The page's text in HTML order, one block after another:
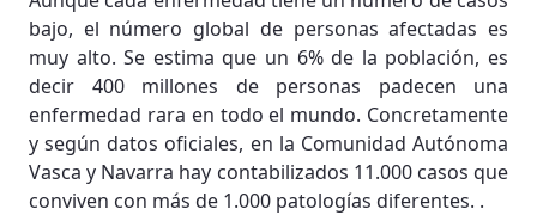
bajo, el número global de personas afectadas es
muy alto. Se estima que un 6% de la población, es
decir 400 millones de personas padecen una
enfermedad rara en todo el mundo. Concretamente
y según datos oficiales, en la Comunidad Autónoma
Vasca y Navarra hay contabilizados 11.000 casos que
conviven con más de 1.000 patologías diferentes. .